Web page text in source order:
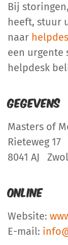
Bij
heeft, stuur
naar
een urgente
helpdesk
Gegevens
Masters of
Rieteweg 17
8041 AJ
Online
Website:
E-mail: